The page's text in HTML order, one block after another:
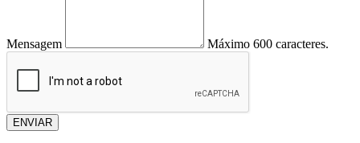
Mensagem Máximo 600 caracteres.
ENVIAR